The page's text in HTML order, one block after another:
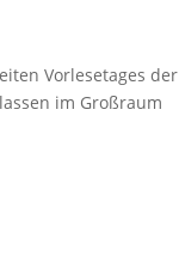
Vorlesetages der
im Großraum